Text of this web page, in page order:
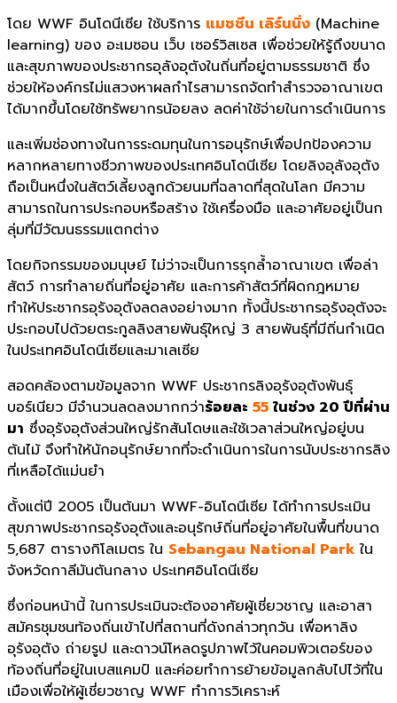
โดย WWF อินโดนีเซีย ใช้บริการ แมชชีน เลิร์นนิ่ง (Machine
learning) ของ อะเมซอน เว็บ เซอร์วิสเซส เพื่อช่วยให้รู้ถึงขนาด
และสุขภาพของประชากรอุลังอุตังในถิ่นที่อยู่ตามธรรมชาติ ซึ่ง
ช่วยให้องค์กรไม่แสวงหาผลกำไรสามารถจัดทำสำรวจอาณาเขต
ได้มากขึ้นโดยใช้ทรัพยากรน้อยลง ลดค่าใช้จ่ายในการดำเนินการ
และเพิ่มช่องทางในการระดมทุนในการอนุรักษ์เพื่อปกป้องความ
หลากหลายทางชีวภาพของประเทศอินโดนีเซีย โดยลิงอุลังอุตัง
ถือเป็นหนึ่งในสัตว์เลี้ยงลูกด้วยนมที่ฉลาดที่สุดในโลก มีความ
สามารถในการประกอบหรือสร้าง ใช้เครื่องมือ และอาศัยอยู่เป็นก
ลุ่มที่มีวัฒนธรรมแตกต่าง
โดยกิจกรรมของมนุษย์ ไม่ว่าจะเป็นการรุกล้ำอาณาเขต เพื่อล่า
สัตว์ การทำลายถิ่นที่อยู่อาศัย และการค้าสัตว์ที่ผิดกฎหมาย
ทำให้ประชากรอุรังอุตังลดลงอย่างมาก ทั้งนี้ประชากรอุรังอุตังจะ
ประกอบไปด้วยตระกูลลิงสายพันธุ์ใหญ่ 3 สายพันธุ์ที่มีถิ่นกำเนิด
ในประเทศอินโดนีเซียและมาเลเซีย
สอดคล้องตามข้อมูลจาก WWF ประชากรลิงอุรังอุตังพันธุ์
บอร์เนียว มีจำนวนลดลงมากกว่าร้อยละ 55 ในช่วง 20 ปีที่ผ่าน
มา ซึ่งอุรังอุตังส่วนใหญ่รักสันโดษและใช้เวลาส่วนใหญ่อยู่บน
ต้นไม้ จึงทำให้นักอนุรักษ์ยากที่จะดำเนินการในการนับประชากรลิง
ที่เหลือได้แม่นยำ
ตั้งแต่ปี 2005 เป็นต้นมา WWF-อินโดนีเซีย ได้ทำการประเมิน
สุขภาพประชากรอุรังอุตังและอนุรักษ์ถิ่นที่อยู่อาศัยในพื้นที่ขนาด
5,687 ตารางกิโลเมตร ใน Sebangau National Park ใน
จังหวัดกาลีมันตันกลาง ประเทศอินโดนีเซีย
ซึ่งก่อนหน้านี้ ในการประเมินจะต้องอาศัยผู้เชี่ยวชาญ และอาสา
สมัครชุมชนท้องถิ่นเข้าไปที่สถานที่ดังกล่าวทุกวัน เพื่อหาลิง
อุรังอุตัง ถ่ายรูป และดาวน์โหลดรูปภาพไว้ในคอมพิวเตอร์ของ
ท้องถิ่นที่อยู่ในเบสแคมป์ และค่อยทำการย้ายข้อมูลกลับไปไว้ที่ใน
เมืองเพื่อให้ผู้เชี่ยวชาญ WWF ทำการวิเคราะห์